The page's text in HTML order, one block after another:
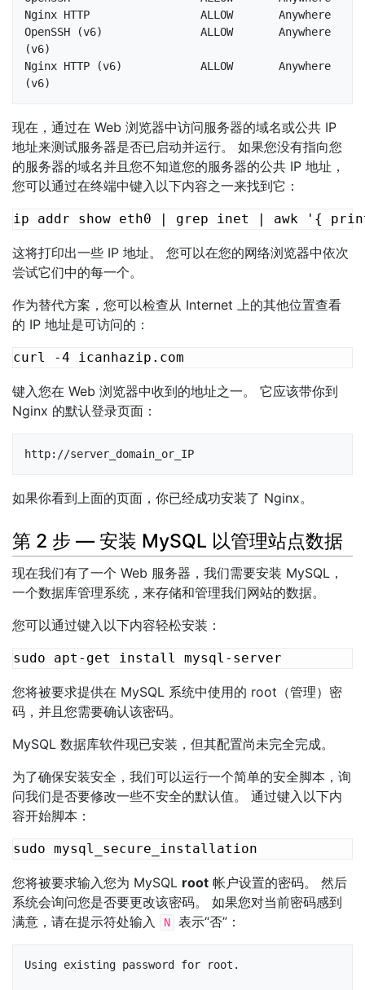
Nginx HTTP                 ALLOW       Anywhere
OpenSSH (v6)               ALLOW       Anywhere
(v6)
Nginx HTTP (v6)            ALLOW       Anywhere
(v6)
现在，通过在 Web 浏览器中访问服务器的域名或公共 IP
地址来测试服务器是否已启动并运行。 如果您没有指向您
的服务器的域名并且您不知道您的服务器的公共 IP 地址，
您可以通过在终端中键入以下内容之一来找到它：
这将打印出一些 IP 地址。 您可以在您的网络浏览器中依次
尝试它们中的每一个。
作为替代方案，您可以检查从 Internet 上的其他位置查看
的 IP 地址是可访问的：
键入您在 Web 浏览器中收到的地址之一。 它应该带你到
Nginx 的默认登录页面：
http://server_domain_or_IP
如果你看到上面的页面，你已经成功安装了 Nginx。
第 2 步 — 安装 MySQL 以管理站点数据
现在我们有了一个 Web 服务器，我们需要安装 MySQL，
一个数据库管理系统，来存储和管理我们网站的数据。
您可以通过键入以下内容轻松安装：
您将被要求提供在 MySQL 系统中使用的 root（管理）密
码，并且您需要确认该密码。
MySQL 数据库软件现已安装，但其配置尚未完全完成。
为了确保安装安全，我们可以运行一个简单的安全脚本，询
问我们是否要修改一些不安全的默认值。 通过键入以下内
容开始脚本：
您将被要求输入您为 MySQL root 帐户设置的密码。 然后
系统会询问您是否要更改该密码。 如果您对当前密码感到
满意，请在提示符处输入
N 表示“否”：
Using existing password for root.